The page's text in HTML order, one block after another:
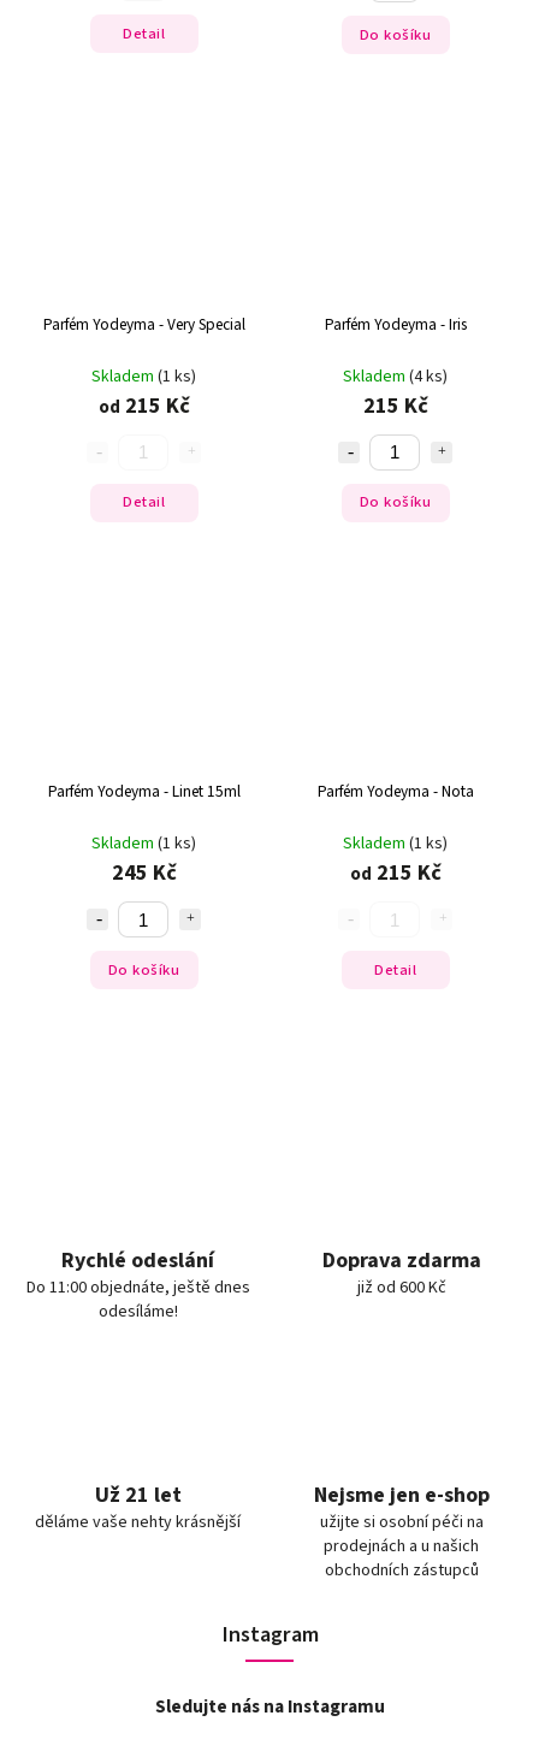
Detail Do košíku
Parfém Yodeyma - Very Special
Skladem (1 ks)
od 215 Kč
Detail
Parfém Yodeyma - Iris
Skladem (4 ks)
215 Kč
Do košíku
Parfém Yodeyma - Linet 15ml
Skladem (1 ks)
245 Kč
Do košíku
Parfém Yodeyma - Nota
Skladem (1 ks)
od 215 Kč
Detail
Rychlé odeslání
Do 11:00 objednáte, ještě dnes
odesíláme!
Doprava zdarma
již od 600 Kč
Už 21 let
děláme vaše nehty krásnější
Nejsme jen e-shop
užijte si osobní péči na
prodejnách a u našich
obchodních zástupců
Instagram
Sledujte nás na Instagramu